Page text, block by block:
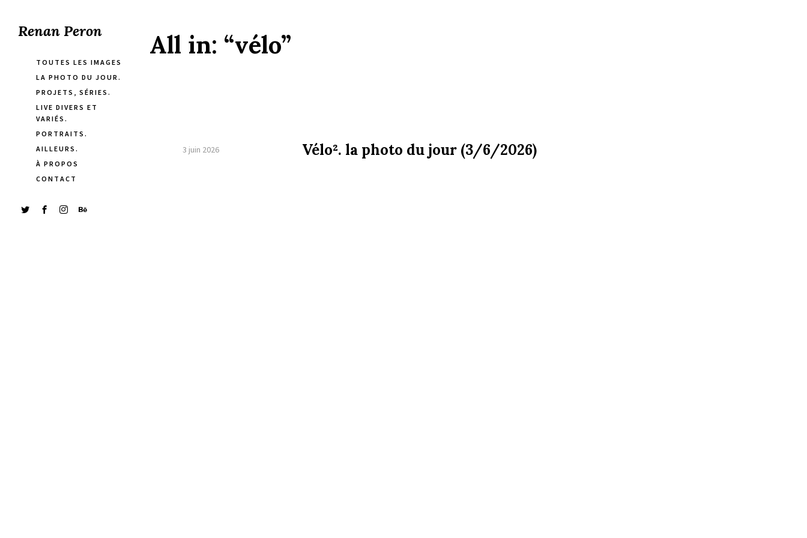
Renan Peron
TOUTES LES IMAGES
LA PHOTO DU JOUR.
PROJETS, SÉRIES.
LIVE DIVERS ET
VARIÉS.
PORTRAITS.
AILLEURS.
À PROPOS
CONTACT
All in: “vélo”
3 juin 2026 Vélo². la photo du jour (3/6/2026)